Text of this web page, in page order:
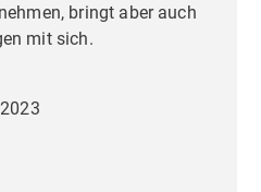
bringt aber auch
mit sich.